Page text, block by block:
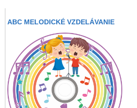
ABC MELODICKÉ VZDELÁVANIE